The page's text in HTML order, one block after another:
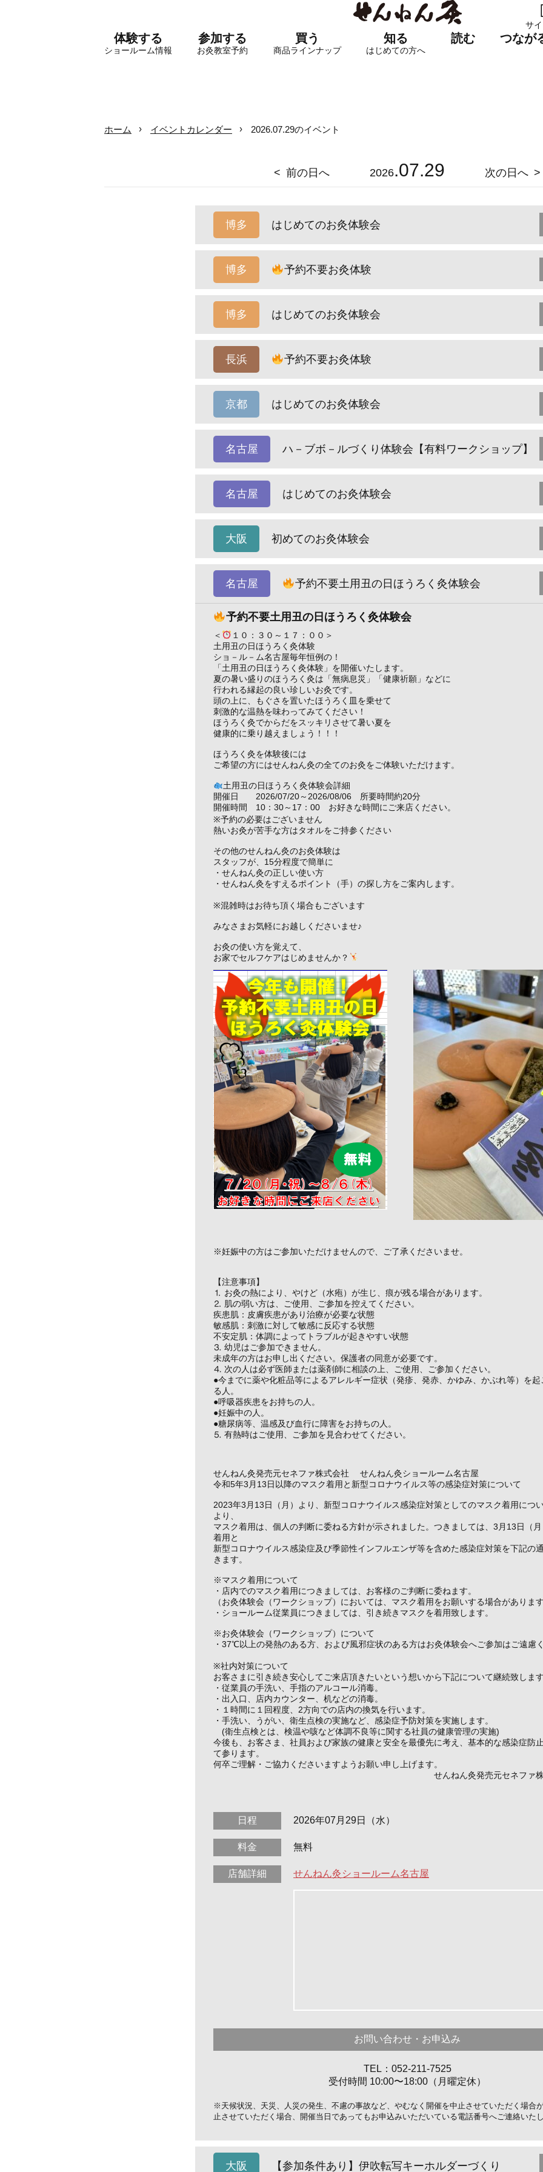
サ
体験する
ショールーム情報
参加する
お灸教室予約
買う
商品ラインナップ
知る
はじめての方へ
読む つなが
ホーム イベントカレンダー 2026.07.29のイベント
前の日へ 2026.07.29 次の日へ
博多 はじめてのお灸体験会
博多 予約不要お灸体験
博多 はじめてのお灸体験会
長浜 予約不要お灸体験
京都 はじめてのお灸体験会
名古屋 ハ－ブボ－ルづくり体験会【有料ワークショップ】
名古屋 はじめてのお灸体験会
大阪 初めてのお灸体験会
名古屋 予約不要土用丑の日ほうろく灸体験会
予約不要土用丑の日ほうろく灸体験会
＜
１０：３０～１７：００＞
土用丑の日ほうろく灸体験
ショ－ル－ム名古屋毎年恒例の！
「土用丑の日ほうろく灸体験」を開催いたします。
夏の暑い盛りのほうろく灸は「無病息災」「健康祈願」などに
行われる縁起の良い珍しいお灸です。
頭の上に、もぐさを置いたほうろく皿を乗せて
刺激的な温熱を味わってみてください！
ほうろく灸でからだをスッキリさせて暑い夏を
健康的に乗り越えましょう！！！
ほうろく灸を体験後には
ご希望の方にはせんねん灸の全てのお灸をご体験いただけます。
土用丑の日ほうろく灸体験会詳細
開催日 2026/07/20～2026/08/06 所要時間約20分
開催時間 10：30～17：00 お好きな時間にご来店ください。
※予約の必要はございません
熱いお灸が苦手な方はタオルをご持参ください
その他のせんねん灸のお灸体験は
スタッフが、15分程度で簡単に
・せんねん灸の正しい使い方
・せんねん灸をすえるポイント（手）の探し方をご案内します。
※混雑時はお待ち頂く場合もございます
みなさまお気軽にお越しくださいませ♪
お灸の使い方を覚えて、
お家でセルフケアはじめませんか？
※妊娠中の方はご参加いただけませんので、ご了承くださいませ。
【注意事項】
⒈ お灸の熱により、やけど（水疱）が生じ、痕が残る場合があります。
⒉ 肌の弱い方は、ご使用、ご参加を控えてください。
疾患肌：皮膚疾患があり治療が必要な状態
敏感肌：刺激に対して敏感に反応する状態
不安定肌：体調によってトラブルが起きやすい状態
⒊ 幼児はご参加できません。
未成年の方はお申し出ください。保護者の同意が必要です。
⒋ 次の人は必ず医師または薬剤師に相談の上、ご使用、ご参加ください。
●今までに薬や化粧品等によるアレルギー症状（発疹、発赤、かゆみ、かぶれ等）を
る人。
●呼吸器疾患をお持ちの人。
●妊娠中の人。
●糖尿病等、温感及び血行に障害をお持ちの人。
⒌ 有熱時はご使用、ご参加を見合わせてください。
せんねん灸発売元セネファ株式会社 せんねん灸ショールーム名古屋
令和5年3月13日以降のマスク着用と新型コロナウイルス等の感染症対策について
2023年3月13日（月）より、新型コロナウイルス感染症対策としてのマスク着用につ
より、
マスク着用は、個人の判断に委ねる方針が示されました。つきましては、3月13日（
着用と
新型コロナウイルス感染症及び季節性インフルエンザ等を含めた感染症対策を下記の
きます。
※マスク着用について
・店内でのマスク着用につきましては、お客様のご判断に委ねます。
（お灸体験会（ワークショップ）においては、マスク着用をお願いする場合がありま
・ショールーム従業員につきましては、引き続きマスクを着用致します。
※お灸体験会（ワークショップ）について
・37℃以上の発熱のある方、および風邪症状のある方はお灸体験会へご参加はご遠慮
※社内対策について
お客さまに引き続き安心してご来店頂きたいという想いから下記について継続致しま
・従業員の手洗い、手指のアルコール消毒。
・出入口、店内カウンター、机などの消毒。
・１時間に１回程度、2方向での店内の換気を行います。
・手洗い、うがい、衛生点検の実施など、感染症予防対策を実施します。
(衛生点検とは、検温や咳など体調不良等に関する社員の健康管理の実施)
今後も、お客さま、社員および家族の健康と安全を最優先に考え、基本的な感染症防
て参ります。
何卒ご理解・ご協力くださいますようお願い申し上げます。
せんねん灸発売元セネファ株式
日程 2026年07月29日（水）
料金 無料
店舗詳細 せんねん灸ショールーム名古屋
お問い合わせ・お申込み
TEL：052-211-7525
受付時間 10:00〜18:00（月曜定休）
※天候状況、天災、人災の発生、不慮の事故など、やむなく開催を中止させていただく場合
止させていただく場合、開催当日であってもお申込みいただいている電話番号へご連絡いた
大阪 【参加条件あり】伊吹転写キーホルダーづくり